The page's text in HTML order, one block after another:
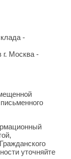
-
Москва -
уточняйте